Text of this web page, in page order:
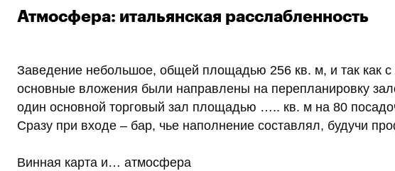
Атмосфера: итальянская расслабленность
Заведение небольшое, общей площадью 256 кв. м, и так как
основные вложения были направлены на перепланировку
один основной торговый зал площадью ….. кв. м на 80
Сразу при входе – бар, чье наполнение составлял, будучи
Винная карта и… атмосфера